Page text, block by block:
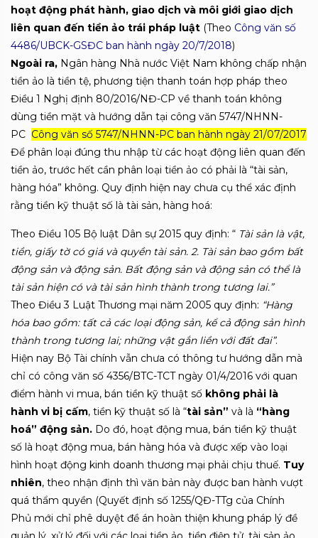
hoạt động phát hành, giao dịch và môi giới giao dịch
liên quan đến tiền ảo trái pháp luật (Theo Công văn số
4486/UBCK-GSĐC ban hành ngày 20/7/2018)
Ngoài ra, Ngân hàng Nhà nước Việt Nam không chấp nhận
tiền ảo là tiền tệ, phương tiện thanh toán hợp pháp theo
Điều 1 Nghị định 80/2016/NĐ-CP về thanh toán không
dùng tiền mặt và hướng dẫn tại công văn 5747/NHNN-
PC Công văn số 5747/NHNN-PC ban hành ngày 21/07/2017
Để phân loại đúng thu nhập từ các hoạt động liên quan đến
tiền ảo, trước hết cần phân loại tiền ảo có phải là “tài sản,
hàng hóa” không. Quy định hiện nay chưa cụ thể xác định
rằng tiền kỹ thuật số là tài sản, hàng hoá:
Theo Điều 105 Bộ luật Dân sự 2015 quy định: “ Tài sản là vật,
tiền, giấy tờ có giá và quyền tài sản. 2. Tài sản bao gồm bất
động sản và động sản. Bất động sản và động sản có thể là
tài sản hiện có và tài sản hình thành trong tương lai.”
Theo Điều 3 Luật Thương mại năm 2005 quy định: “Hàng
hóa bao gồm: tất cả các loại động sản, kể cả động sản hình
thành trong tương lai; những vật gắn liền với đất đai”.
Hiện nay Bộ Tài chính vẫn chưa có thông tư hướng dẫn mà
chỉ có công văn số 4356/BTC-TCT ngày 01/4/2016 với quan
điểm hành vi mua, bán tiền kỹ thuật số không phải là
hành vi bị cấm, tiền kỹ thuật số là “tài sản” và là “hàng
hoá” động sản. Do đó, hoạt động mua, bán tiền kỹ thuật
số là hoạt động mua, bán hàng hóa và được xếp vào loại
hình hoạt động kinh doanh thương mại phải chịu thuế. Tuy
nhiên, theo nhận định thì văn bản này được ban hành vượt
quá thẩm quyền (Quyết định số 1255/QĐ-TTg của Chính
Phủ mới chỉ phê duyệt đề án hoàn thiện khung pháp lý đề